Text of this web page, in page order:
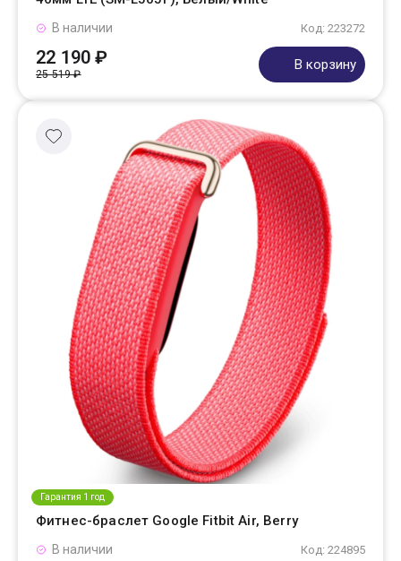
Код: 223272
В наличии
22 190 ₽
25 519 ₽
В корзину
Гарантия 1 год
Фитнес-браслет Google Fitbit Air, Berry
Код: 224895
В наличии